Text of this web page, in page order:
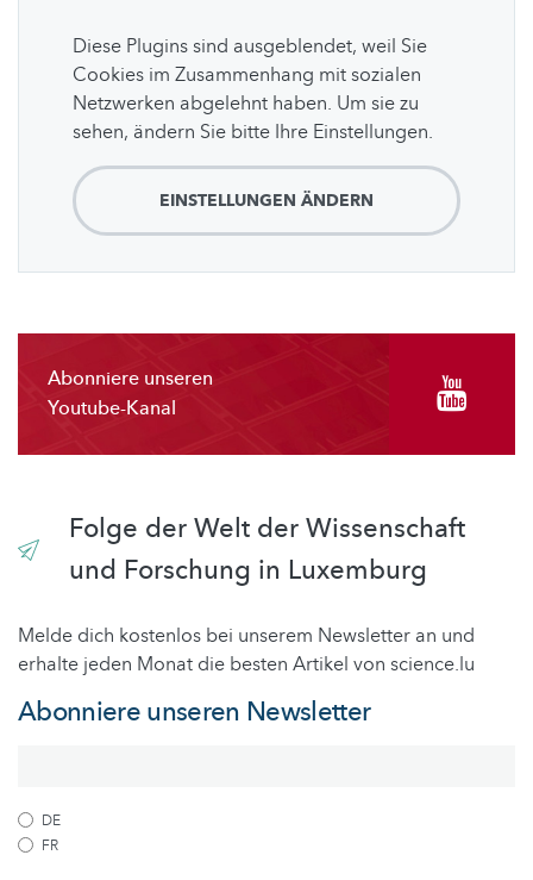
Diese Plugins sind ausgeblendet, weil Sie
Cookies im Zusammenhang mit sozialen
Netzwerken abgelehnt haben. Um sie zu
sehen, ändern Sie bitte Ihre Einstellungen.
EINSTELLUNGEN ÄNDERN
Abonniere unseren
Youtube-Kanal
Folge der Welt der Wissenschaft
und Forschung in Luxemburg
Melde dich kostenlos bei unserem Newsletter an und
erhalte jeden Monat die besten Artikel von science.lu
Abonniere unseren Newsletter
DE
FR